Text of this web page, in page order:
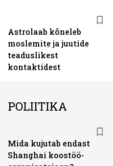
Astrolaab kõneleb
moslemite ja juutide
teaduslikest
kontaktidest
POLIITIKA
Mida kujutab endast
Shanghai koostöö­